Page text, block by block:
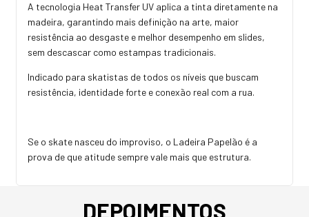
A tecnologia Heat Transfer UV aplica a tinta diretamente na
madeira, garantindo mais definição na arte, maior
resistência ao desgaste e melhor desempenho em slides,
sem descascar como estampas tradicionais.
Indicado para skatistas de todos os níveis que buscam
resistência, identidade forte e conexão real com a rua.
Se o skate nasceu do improviso, o Ladeira Papelão é a
prova de que atitude sempre vale mais que estrutura.
DEPOIMENTOS